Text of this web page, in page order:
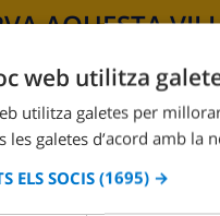
AQUESTA
Dormitori 2:
web utilitza
utilitza galetes per
les galetes d’acord amb la
ELS SOCIS (1695) →